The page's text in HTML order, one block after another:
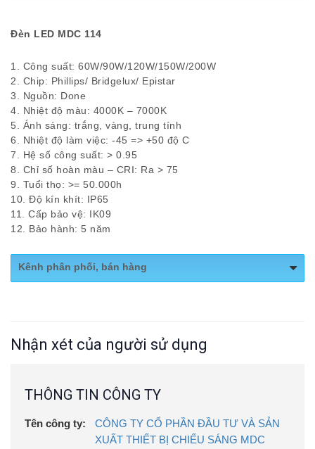
Đèn LED MDC 114
1. Công suất: 60W/90W/120W/150W/200W
2. Chip: Phillips/ Bridgelux/ Epistar
3. Nguồn: Done
4. Nhiệt độ màu: 4000K – 7000K
5. Ánh sáng: trắng, vàng, trung tính
6. Nhiệt độ làm việc: -45 => +50 độ C
7. Hệ số công suất: > 0.95
8. Chỉ số hoàn màu – CRI: Ra > 75
9. Tuổi thọ: >= 50.000h
10. Độ kín khít: IP65
11. Cấp bảo vệ: IK09
12. Bảo hành: 5 năm
Kênh phân phối, bán hàng
Nhận xét của người sử dụng
THÔNG TIN CÔNG TY
Tên công ty:
CÔNG TY CỔ PHẦN ĐẦU TƯ VÀ SẢN
XUẤT THIẾT BỊ CHIẾU SÁNG MDC